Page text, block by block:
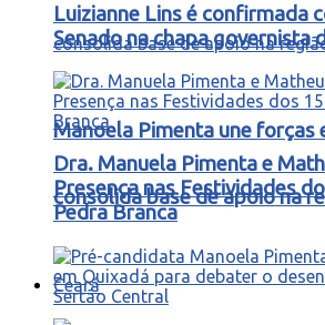
Manoela Pimenta une forças
consolida base de apoio na
Ceará
Luizianne Lins é confirmada
Senado na chapa governista
Dra. Manuela Pimenta e
Presença nas Festividades
Pedra Branca